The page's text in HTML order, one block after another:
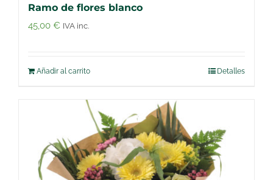
Ramo de flores blanco
45,00 € IVA inc.
Añadir al carrito Detalles